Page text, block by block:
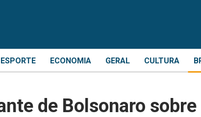
ESPORTE ECONOMIA GERAL CULTURA
de Bolsonaro sobre